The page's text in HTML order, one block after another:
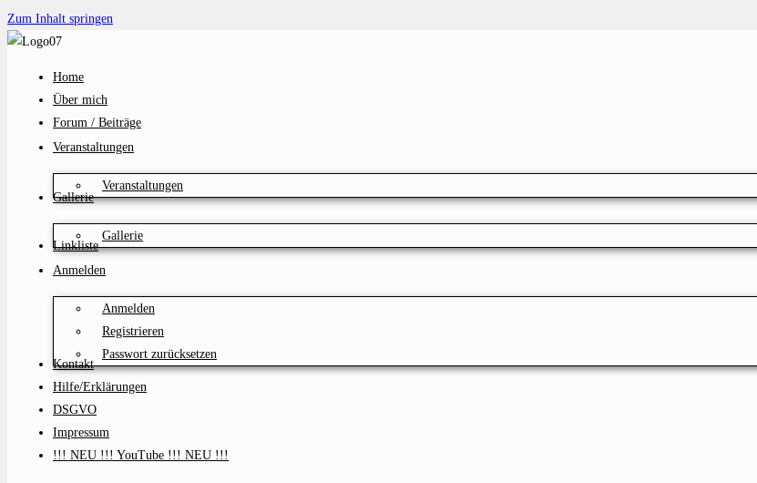
Zum Inhalt springen
Home
Über mich
Forum / Beiträge
Veranstaltungen
Veranstaltungen
Gallerie
Gallerie
Linkliste
Anmelden
Anmelden
Registrieren
Passwort zurücksetzen
Kontakt
Hilfe/Erklärungen
DSGVO
Impressum
!!! NEU !!! YouTube !!! NEU !!!